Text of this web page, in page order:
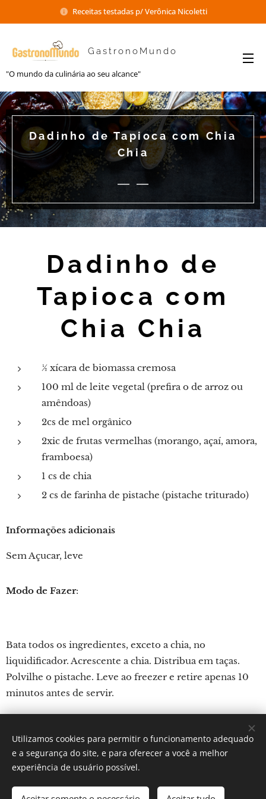
Receitas testadas p/ Verônica Nicoletti
GastronoMundo
"O mundo da culinária ao seu alcance"
Dadinho de Tapioca com Chia
Chia
Dadinho de
Tapioca com
Chia Chia
½ xícara de biomassa cremosa
100 ml de leite vegetal (prefira o de arroz ou
amêndoas)
2cs de mel orgânico
2xic de frutas vermelhas (morango, açaí, amora,
framboesa)
1 cs de chia
2 cs de farinha de pistache (pistache triturado)
Informações adicionais
Sem Açucar, leve
Modo de Fazer:
Bata todos os ingredientes, exceto a chia, no
liquidificador. Acrescente a chia. Distribua em taças.
Polvilhe o pistache. Leve ao freezer e retire apenas 10
minutos antes de servir.
Por: Verônica Silveira Nicoletti
Instagram: Gastronomundo.receitas
Idiomas
Utilizamos cookies para permitir o funcionamento adequado
e a segurança do site, e para oferecer a você a melhor
experiência de usuário possível.